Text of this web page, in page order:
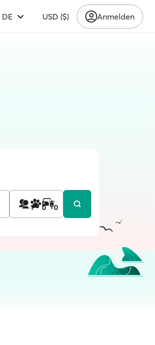
DE USD ($) Anmelden
1 0 0